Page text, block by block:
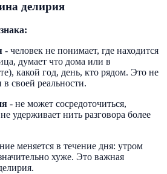
делирия
- человек не понимает, где находится
думает что дома или в
какой год, день, кто рядом. Это не
своей реальности.
- не может сосредоточиться,
удерживает нить разговора более
меняется в течение дня: утром
хуже. Это важная